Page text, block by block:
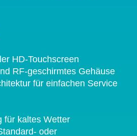
HD-Touchscreen
RF-geschirmtes Gehäuse
für einfachen Service
für kaltes Wetter
oder